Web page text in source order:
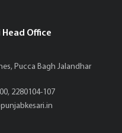
Head Office
Pucca Bagh Jalandhar
2280104-107